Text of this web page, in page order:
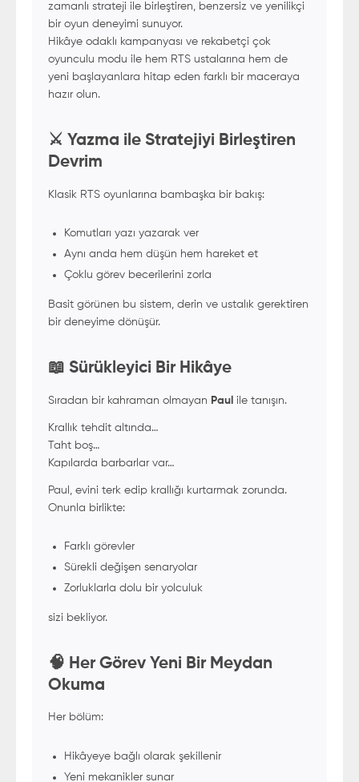
zamanlı strateji ile birleştiren, benzersiz ve yenilikçi
bir oyun deneyimi sunuyor.
Hikâye odaklı kampanyası ve rekabetçi çok
oyunculu modu ile hem RTS ustalarına hem de
yeni başlayanlara hitap eden farklı bir maceraya
hazır olun.
⚔️ Yazma ile Stratejiyi Birleştiren
Devrim
Klasik RTS oyunlarına bambaşka bir bakış:
Komutları yazı yazarak ver
Aynı anda hem düşün hem hareket et
Çoklu görev becerilerini zorla
Basit görünen bu sistem, derin ve ustalık gerektiren
bir deneyime dönüşür.
📖 Sürükleyici Bir Hikâye
Sıradan bir kahraman olmayan Paul ile tanışın.
Krallık tehdit altında…
Taht boş…
Kapılarda barbarlar var…
Paul, evini terk edip krallığı kurtarmak zorunda.
Onunla birlikte:
Farklı görevler
Sürekli değişen senaryolar
Zorluklarla dolu bir yolculuk
sizi bekliyor.
🧠 Her Görev Yeni Bir Meydan
Okuma
Her bölüm:
Hikâyeye bağlı olarak şekillenir
Yeni mekanikler sunar